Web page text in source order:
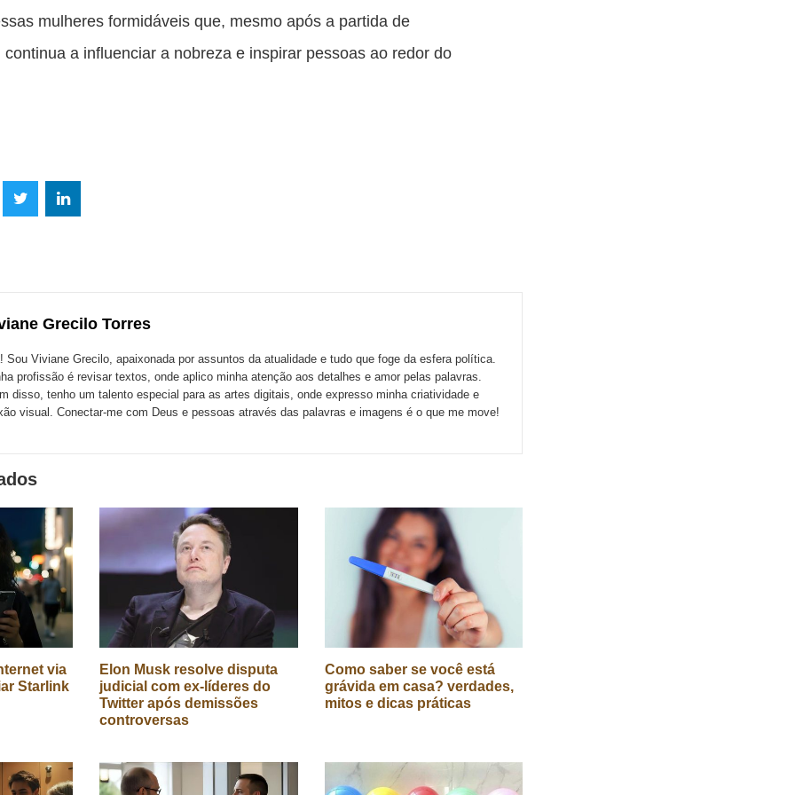
mulheres formidáveis que, mesmo após a partida de
continua a influenciar a nobreza e inspirar pessoas ao redor do
Grecilo Torres
Sou Viviane Grecilo, apaixonada por assuntos da atualidade e tudo que foge da esfera política.
profissão é revisar textos, onde aplico minha atenção aos detalhes e amor pelas palavras.
disso, tenho um talento especial para as artes digitais, onde expresso minha criatividade e
visual. Conectar-me com Deus e pessoas através das palavras e imagens é o que me move!
via
Starlink
Elon Musk resolve disputa
judicial com ex-líderes do
Twitter após demissões
controversas
Como saber se você está
grávida em casa? verdades,
mitos e dicas práticas